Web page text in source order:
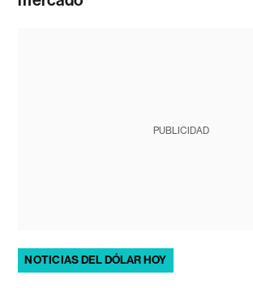
PUBLICIDAD
NOTICIAS DEL DÓLAR HOY